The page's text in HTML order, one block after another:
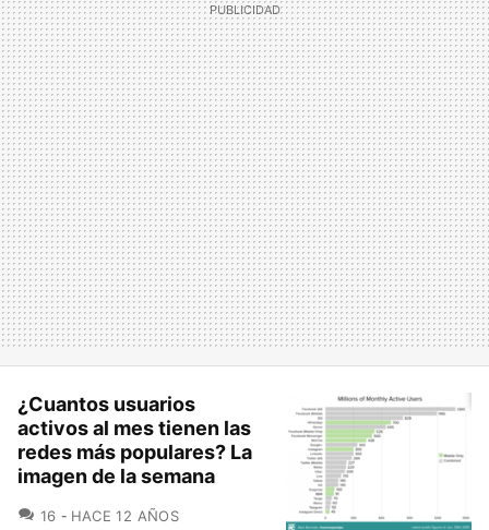
¿Cuantos usuarios
activos al mes tienen las
redes más populares? La
imagen de la semana
16 COMENTARIOS
HACE 12 AÑOS